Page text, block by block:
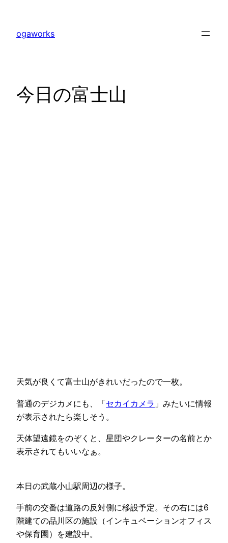
ogaworks
今日の富士山
天気が良くて富士山がきれいだったので一枚。
普通のデジカメにも、「セカイカメラ 」みたいに情報
が表示されたら楽しそう。
天体望遠鏡をのぞくと、星団やクレーターの名前とか
表示されてもいいなぁ。
本日の武蔵小山駅周辺の様子。
手前の交番は道路の反対側に移設予定。その右には6
階建ての品川区の施設（インキュベーションオフィス
や保育園）を建設中。